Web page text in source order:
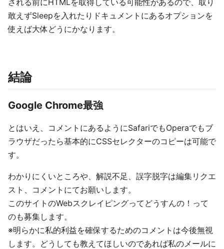
敢えずSleepを入れたりドキュメントにあるオプションを
使えば大体どうにかなります。
結論
Google Chrome最強
とはいえ、コメントにあるようにSafariでもOperaでもブ
ラウザだったら基本的にCSSセレクターのコピーは可能で
す。
わかりにくいところや、解説不足、誤字脱字は編集リクエ
スト、コメントにてお願いします。
このサイトのWebスクレイピングってどうすんの！って
のも募集します。
※明らかに私的利益を確保するためのコメントは今後無視
します。どうしても教えてほしいのであれば私のメールに